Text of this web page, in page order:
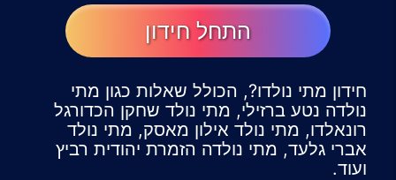
התחל חידון
חידון מתי נולדו?, הכולל שאלות כגון מתי
נולדה נטע ברזילי, מתי נולד שחקן הכדורגל
רונאלדו, מתי נולד אילון מאסק, מתי נולד
אברי גלעד, מתי נולדה הזמרת יהודית רביץ
ועוד.